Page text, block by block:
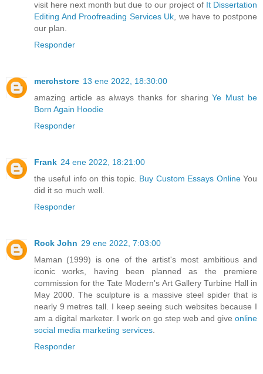
visit here next month but due to our project of It Dissertation
Editing And Proofreading Services Uk , we have to postpone
our plan.
Responder
merchstore 13 ene 2022, 18:30:00
amazing article as always thanks for sharingYe Must be
Born Again Hoodie
Responder
Frank 24 ene 2022, 18:21:00
the useful info on this topic. Buy Custom Essays OnlineYou
did it so much well.
Responder
Rock John 29 ene 2022, 7:03:00
Maman (1999) is one of the artist's most ambitious and
iconic works, having been planned as the premiere
commission for the Tate Modern's Art Gallery Turbine Hall in
May 2000. The sculpture is a massive steel spider that is
nearly 9 metres tall. I keep seeing such websites because I
am a digital marketer. I work on go step web and give online
social media marketing services
Responder